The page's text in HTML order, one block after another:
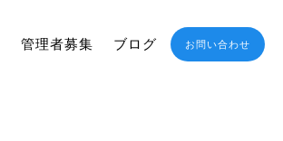
管理者募集 ブログ お問い合わせ